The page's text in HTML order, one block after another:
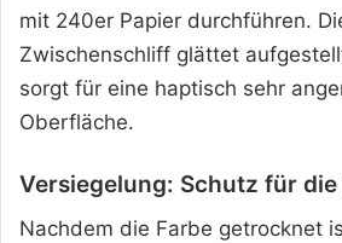
mit 240er Papier durchführen.
Zwischenschliff glättet
sorgt für eine haptisch sehr
Oberfläche.
Versiegelung: Schutz für
Nachdem die Farbe getrocknet